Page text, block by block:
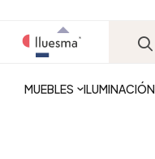
MUEBLES ILUMINACIÓN